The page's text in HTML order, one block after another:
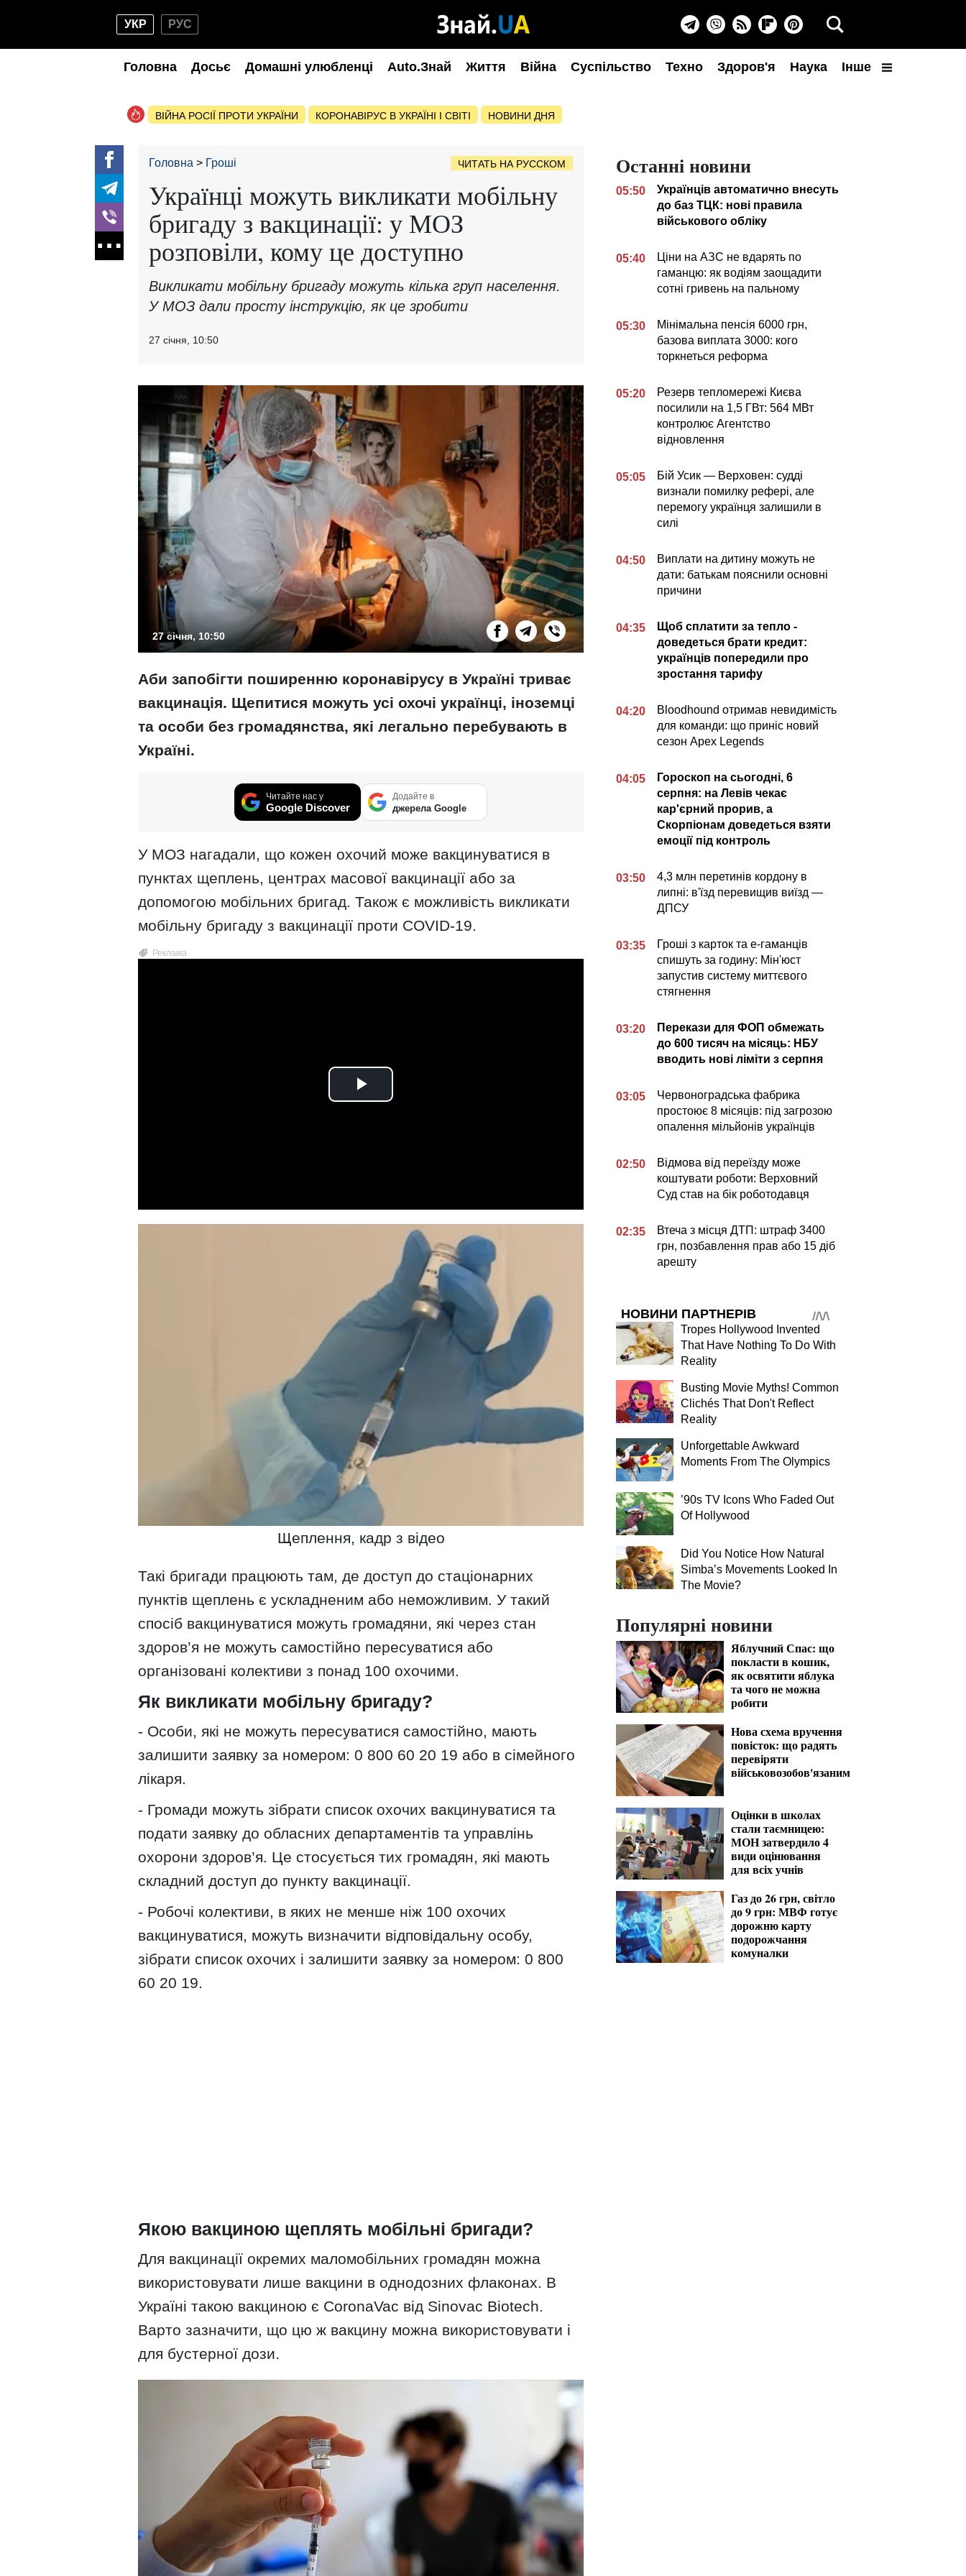
УКР РУС
Головна Досьє Домашні улюбленці Auto.Знай Життя Війна Суспільство Техно Здоров'я Наука Інше
ВІЙНА РОСІЇ ПРОТИ УКРАЇНИ КОРОНАВІРУС В УКРАЇНІ І СВІТІ НОВИНИ ДНЯ
Головна Гроші ЧИТАТЬ НА РУССКОМ
Українці можуть викликати мобільну
бригаду з вакцинації: у МОЗ
розповіли, кому це доступно
Викликати мобільну бригаду можуть кілька груп населення.
У МОЗ дали просту інструкцію, як це зробити
27 січня, 10:50
27 січня, 10:50
Аби запобігти поширенню коронавірусу в Україні триває
вакцинація. Щепитися можуть усі охочі українці, іноземці
та особи без громадянства, які легально перебувають в
Україні.
Читайте нас у
Google Discover
Додайте в
джерела Google
У МОЗ нагадали, що кожен охочий може вакцинуватися в
пунктах щеплень, центрах масової вакцинації або за
допомогою мобільних бригад. Також є можливість викликати
мобільну бригаду з вакцинації проти COVID-19.
Щеплення, кадр з відео
Такі бригади працюють там, де доступ до стаціонарних
пунктів щеплень є ускладненим або неможливим. У такий
спосіб вакцинуватися можуть громадяни, які через стан
здоров’я не можуть самостійно пересуватися або
організовані колективи з понад 100 охочими.
Як викликати мобільну бригаду?
- Особи, які не можуть пересуватися самостійно, мають
залишити заявку за номером: 0 800 60 20 19 або в сімейного
лікаря.
- Громади можуть зібрати список охочих вакцинуватися та
подати заявку до обласних департаментів та управлінь
охорони здоров’я. Це стосується тих громадян, які мають
складний доступ до пункту вакцинації.
- Робочі колективи, в яких не менше ніж 100 охочих
вакцинуватися, можуть визначити відповідальну особу,
зібрати список охочих і залишити заявку за номером: 0 800
60 20 19.
Якою вакциною щеплять мобільні бригади?
Для вакцинації окремих маломобільних громадян можна
використовувати лише вакцини в однодозних флаконах. В
Україні такою вакциною є CoronaVac від Sinovac Biotech.
Варто зазначити, що цю ж вакцину можна використовувати і
для бустерної дози.
Останні новини
05:50
Українців автоматично внесуть
до баз ТЦК: нові правила
військового обліку
05:40
Ціни на АЗС не вдарять по
гаманцю: як водіям заощадити
сотні гривень на пальному
05:30
Мінімальна пенсія 6000 грн,
базова виплата 3000: кого
торкнеться реформа
05:20
Резерв тепломережі Києва
посилили на 1,5 ГВт: 564 МВт
контролює Агентство
відновлення
05:05
Бій Усик — Верховен: судді
визнали помилку рефері, але
перемогу українця залишили в
силі
04:50
Виплати на дитину можуть не
дати: батькам пояснили основні
причини
04:35
Щоб сплатити за тепло -
доведеться брати кредит:
українців попередили про
зростання тарифу
04:20
Bloodhound отримав невидимість
для команди: що приніс новий
сезон Apex Legends
04:05
Гороскоп на сьогодні, 6
серпня: на Левів чекає
кар'єрний прорив, а
Скорпіонам доведеться взяти
емоції під контроль
03:50
4,3 млн перетинів кордону в
липні: в'їзд перевищив виїзд —
ДПСУ
03:35
Гроші з карток та е-гаманців
спишуть за годину: Мін'юст
запустив систему миттєвого
стягнення
03:20
Перекази для ФОП обмежать
до 600 тисяч на місяць: НБУ
вводить нові ліміти з серпня
03:05
Червоноградська фабрика
простоює 8 місяців: під загрозою
опалення мільйонів українців
02:50
Відмова від переїзду може
коштувати роботи: Верховний
Суд став на бік роботодавця
02:35
Втеча з місця ДТП: штраф 3400
грн, позбавлення прав або 15 діб
арешту
НОВИНИ ПАРТНЕРІВ
Tropes Hollywood Invented
That Have Nothing To Do With
Reality
Busting Movie Myths! Common
Clichés That Don't Reflect
Reality
Unforgettable Awkward
Moments From The Olympics
’90s TV Icons Who Faded Out
Of Hollywood
Did You Notice How Natural
Simba’s Movements Looked In
The Movie?
Популярні новини
Яблучний Спас: що
покласти в кошик,
як освятити яблука
та чого не можна
робити
Нова схема вручення
повісток: що радять
перевіряти
військовозобов'язаним
Оцінки в школах
стали таємницею:
МОН затвердило 4
види оцінювання
для всіх учнів
Газ до 26 грн, світло
до 9 грн: МВФ готує
дорожню карту
подорожчання
комуналки